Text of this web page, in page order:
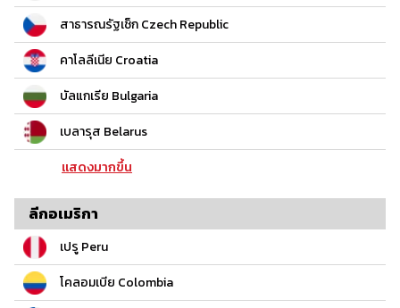
สาธารณรัฐเช็ก Czech Republic
คาโลลีเนีย Croatia
บัลแกเรีย Bulgaria
เบลารุส Belarus
แสดงมากขึ้น
ลีกอเมริกา
เปรู Peru
โคลอมเบีย Colombia